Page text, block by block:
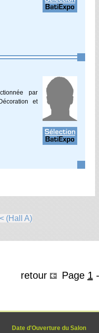
par
et
(Hall A)
retour Page 1
Date d'Ouverture du Salon